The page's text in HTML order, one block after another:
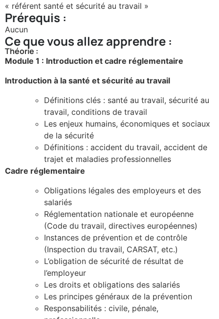
« référent santé et sécurité au travail »
Prérequis :
Aucun
Ce que vous allez apprendre :
Théorie :
Module 1 : Introduction et cadre réglementaire
Introduction à la santé et sécurité au travail
Définitions clés : santé au travail, sécurité au
travail, conditions de travail
Les enjeux humains, économiques et sociaux
de la sécurité
Définitions : accident du travail, accident de
trajet et maladies professionnelles
Cadre réglementaire
Obligations légales des employeurs et des
salariés
Réglementation nationale et européenne
(Code du travail, directives européennes)
Instances de prévention et de contrôle
(Inspection du travail, CARSAT, etc.)
L’obligation de sécurité de résultat de
l’employeur
Les droits et obligations des salariés
Les principes généraux de la prévention
Responsabilités : civile, pénale,